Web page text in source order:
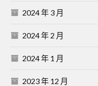
2024 年 3 月
2024 年 2 月
2024 年 1 月
2023 年 12 月